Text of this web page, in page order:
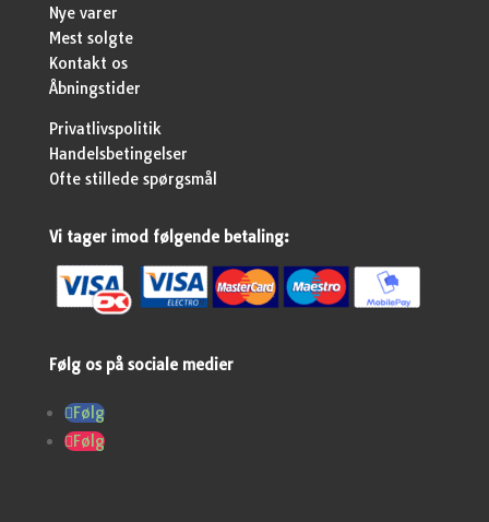
Nye varer
Mest solgte
Kontakt os
Åbningstider
Privatlivspolitik
Handelsbetingelser
Ofte stillede spørgsmål
Vi tager imod følgende betaling:
Følg os på sociale medier
Følg
Følg